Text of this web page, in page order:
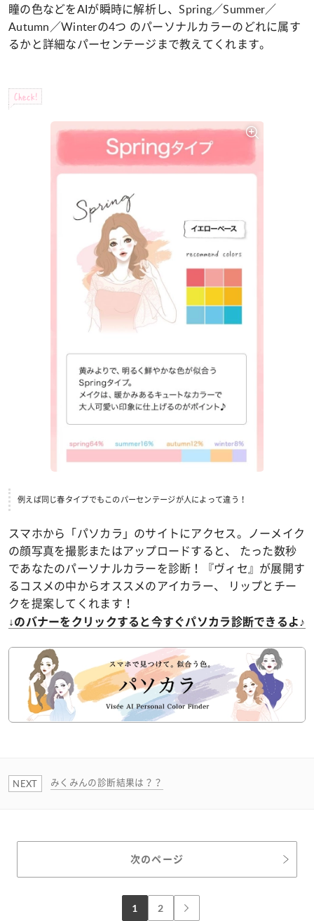
瞳の色などをAIが瞬時に解析し、Spring／Summer／
Autumn／Winterの4つ のパーソナルカラーのどれに属す
るかと詳細なパーセンテージまで教えてくれます。
Check!
例えば同じ春タイプでもこのパーセンテージが人によって違う！
スマホから「パソカラ」のサイトにアクセス。ノーメイク
の顔写真を撮影またはアップロードすると、 たった数秒
であなたのパーソナルカラーを診断！『ヴィセ』が展開す
るコスメの中からオススメのアイカラー、 リップとチー
クを提案してくれます！
↓のバナーをクリックすると今すぐパソカラ診断できるよ♪
みくみんの診断結果は？？
次のページ
1 2